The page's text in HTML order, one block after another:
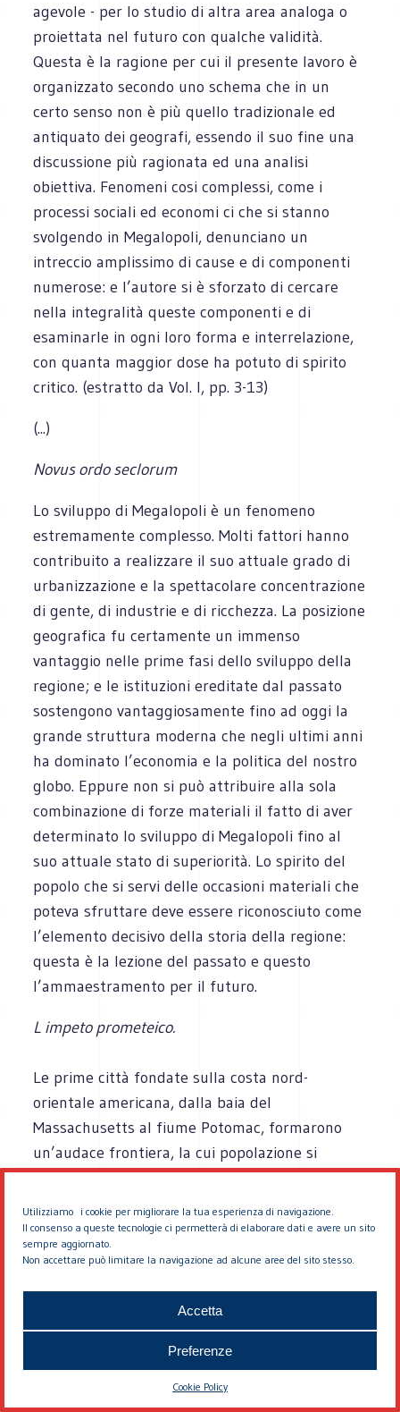
Utilizziamo i cookie per migliorare la tua esperienza di navigazione.
Il consenso a queste tecnologie ci permetterà di elaborare dati e avere un sito
sempre aggiornato.
Non accettare può limitare la navigazione ad alcune aree del sito stesso.
Accetta
Preferenze
Cookie Policy
agevole - per lo studio di altra area analoga o
proiettata nel futuro con qualche validità.
Questa è la ragione per cui il presente lavoro è
organizzato secondo uno schema che in un
certo senso non è più quello tradizionale ed
antiquato dei geografi, essendo il suo fine una
discussione più ragionata ed una analisi
obiettiva. Fenomeni cosi complessi, come i
processi sociali ed economi ci che si stanno
svolgendo in Megalopoli, denunciano un
intreccio amplissimo di cause e di componenti
numerose: e l’autore si è sforzato di cercare
nella integralità queste componenti e di
esaminarle in ogni loro forma e interrelazione,
con quanta maggior dose ha potuto di spirito
critico. (estratto da Vol. I, pp. 3-13)
(...)
Novus ordo seclorum
Lo sviluppo di Megalopoli è un fenomeno
estremamente complesso. Molti fattori hanno
contribuito a realizzare il suo attuale grado di
urbanizzazione e la spettacolare concentrazione
di gente, di industrie e di ricchezza. La posizione
geografica fu certamente un immenso
vantaggio nelle prime fasi dello sviluppo della
regione; e le istituzioni ereditate dal passato
sostengono vantaggiosamente fino ad oggi la
grande struttura moderna che negli ultimi anni
ha dominato l’economia e la politica del nostro
globo. Eppure non si può attribuire alla sola
combinazione di forze materiali il fatto di aver
determinato lo sviluppo di Megalopoli fino al
suo attuale stato di superiorità. Lo spirito del
popolo che si servi delle occasioni materiali che
poteva sfruttare deve essere riconosciuto come
l’elemento decisivo della storia della regione:
questa è la lezione del passato e questo
l’ammaestramento per il futuro.
L impeto prometeico.
Le prime città fondate sulla costa nord-
orientale americana, dalla baia del
Massachusetts al fiume Potomac, formarono
un’audace frontiera, la cui popolazione si
preoccupava di risolvere il problema delle
cui tentava di sviluppare un continente e di
controllare un oceano. Se si considerano le
del diciottesimo come costituenti un cardine
sulla sponda del continente, questo cardine
deve essere riconosciuto come
terzo componente le aspirazioni spirituali che